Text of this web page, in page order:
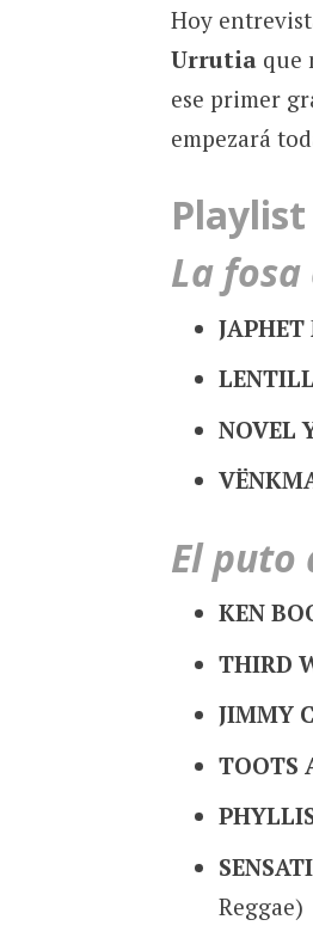
Hoy
Urrutia que
ese primer
empezará
Playlist
La
NOVEL
El puto
KEN
THIRD
JIMMY
TOOTS
Reggae)